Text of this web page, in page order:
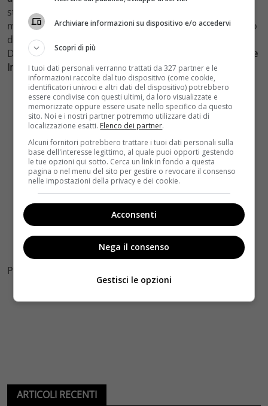
stata pagata per far credere alla ragazza di essere sua
madre. Tutti si accorgono dello strano comportamento
di Aurora e Dolores spettegola sulle sue condizioni.
Dopo aver attaccato Candela,
Francisca minaccia anche
Ines
.Tra Bosco e Amalia inizia a nascere un’attrazione
Photo credits: Twitter
ARTICOLI RECENTI
Archiviare informazioni su dispositivo e/o accedervi
Scopri di più
I tuoi dati personali verranno trattati da 327 partner e le
informazioni raccolte dal tuo dispositivo (come cookie,
identificatori univoci e altri dati del dispositivo) potrebbero
essere condivise con questi ultimi, da loro visualizzate e
memorizzate oppure essere usate nello specifico da questo
sito. Noi e i nostri partner potremmo utilizzare dati di
localizzazione esatti. Elenco dei partner.
Alcuni fornitori potrebbero trattare i tuoi dati personali sulla
base dell'interesse legittimo, al quale puoi opporti gestendo
le tue opzioni qui sotto. Cerca un link in fondo a questa
pagina o nel menu del sito per gestire o revocare il consenso
nelle impostazioni della privacy e dei cookie.
Acconsenti
Nega il consenso
Gestisci le opzioni